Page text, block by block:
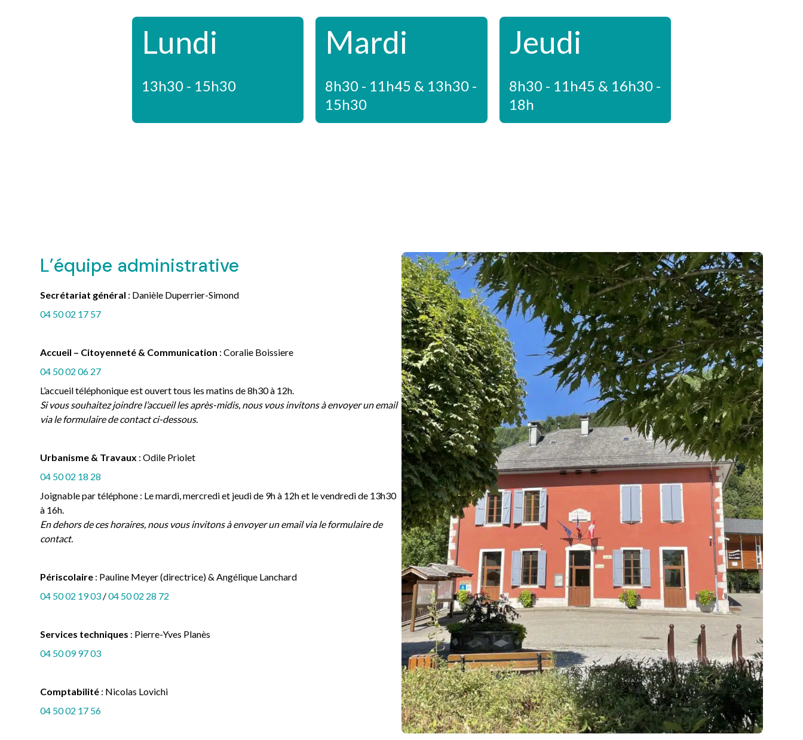
Lundi
13h30 - 15h30
Mardi
8h30 - 11h45 & 13h30 -
15h30
Jeudi
8h30 - 11h45 & 16h30 -
18h
L’équipe administrative
Secrétariat général : Danièle Duperrier-Simond
04 50 02 17 57
Accueil – Citoyenneté & Communication : Coralie Boissiere
04 50 02 06 27
L’accueil téléphonique est ouvert tous les matins de 8h30 à 12h.
Si vous souhaitez joindre l’accueil les après-midis, nous vous invitons à envoyer un email
via le formulaire de contact ci-dessous.
Urbanisme & Travaux : Odile Priolet
04 50 02 18 28
Joignable par téléphone : Le mardi, mercredi et jeudi de 9h à 12h et le vendredi de 13h30
à 16h.
En dehors de ces horaires, nous vous invitons à envoyer un email via le formulaire de
contact.
Périscolaire : Pauline Meyer (directrice) & Angélique Lanchard
04 50 02 19 03 /04 50 02 28 72
Services techniques : Pierre-Yves Planès
04 50 09 97 03
Comptabilité : Nicolas Lovichi
04 50 02 17 56